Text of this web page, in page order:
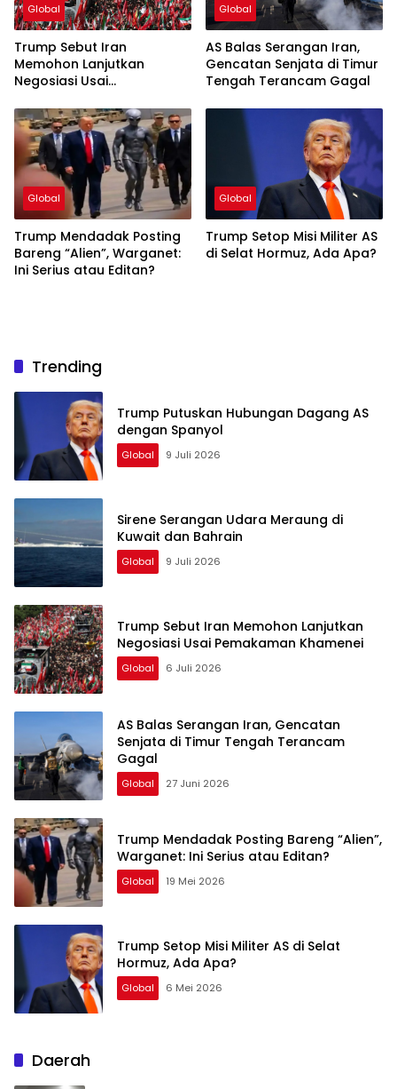
Global
Trump Sebut Iran
Memohon Lanjutkan
Negosiasi Usai
Global
AS Balas Serangan Iran,
Gencatan Senjata di Timur
Tengah Terancam Gagal
Global
Trump Mendadak Posting
Bareng “Alien”, Warganet:
Ini Serius atau Editan?
Global
Trump Setop Misi Militer AS
di Selat Hormuz, Ada Apa?
Trending
Trump Putuskan Hubungan Dagang AS
dengan Spanyol
Global 9 Juli 2026
Sirene Serangan Udara Meraung di
Kuwait dan Bahrain
Global 9 Juli 2026
Trump Sebut Iran Memohon Lanjutkan
Negosiasi Usai Pemakaman Khamenei
Global 6 Juli 2026
AS Balas Serangan Iran, Gencatan
Senjata di Timur Tengah Terancam
Gagal
Global 27 Juni 2026
Trump Mendadak Posting Bareng “Alien”,
Warganet: Ini Serius atau Editan?
Global 19 Mei 2026
Trump Setop Misi Militer AS di Selat
Hormuz, Ada Apa?
Global 6 Mei 2026
Daerah